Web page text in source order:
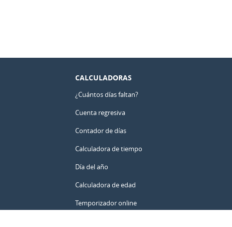
CALCULADORAS
¿Cuántos días faltan?
Cuenta regresiva
Contador de días
Calculadora de tiempo
Día del año
Calculadora de edad
Temporizador online